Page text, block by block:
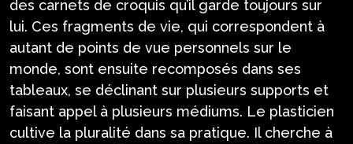
des carnets de croquis qu’il garde toujours sur
lui. Ces fragments de vie, qui correspondent à
autant de points de vue personnels sur le
monde, sont ensuite recomposés dans ses
tableaux, se déclinant sur plusieurs supports et
faisant appel à plusieurs médiums. Le plasticien
cultive la pluralité dans sa pratique. Il cherche à